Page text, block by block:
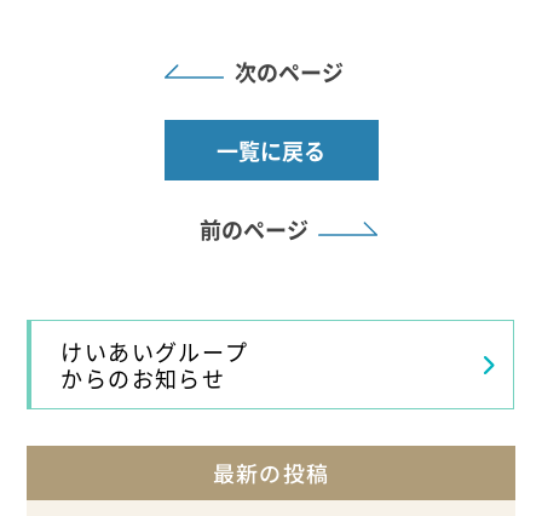
次のページ
一覧に戻る
前のページ
けいあいグループ
からのお知らせ
最新の投稿